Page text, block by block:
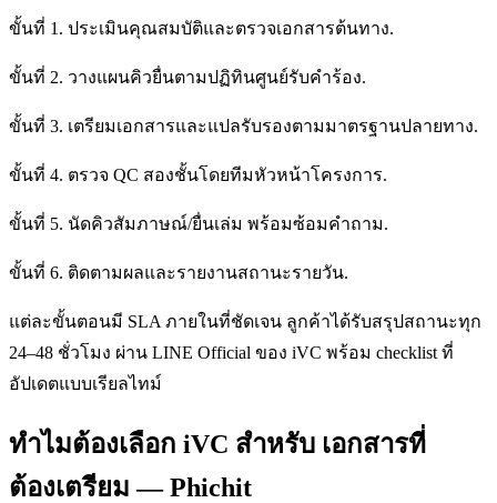
ขั้นที่ 1. ประเมินคุณสมบัติและตรวจเอกสารต้นทาง.
ขั้นที่ 2. วางแผนคิวยื่นตามปฏิทินศูนย์รับคำร้อง.
ขั้นที่ 3. เตรียมเอกสารและแปลรับรองตามมาตรฐานปลายทาง.
ขั้นที่ 4. ตรวจ QC สองชั้นโดยทีมหัวหน้าโครงการ.
ขั้นที่ 5. นัดคิวสัมภาษณ์/ยื่นเล่ม พร้อมซ้อมคำถาม.
ขั้นที่ 6. ติดตามผลและรายงานสถานะรายวัน.
แต่ละขั้นตอนมี SLA ภายในที่ชัดเจน ลูกค้าได้รับสรุปสถานะทุก
24–48 ชั่วโมง ผ่าน LINE Official ของ iVC พร้อม checklist ที่
อัปเดตแบบเรียลไทม์
ทำไมต้องเลือก iVC สำหรับ เอกสารที่
ต้องเตรียม — Phichit